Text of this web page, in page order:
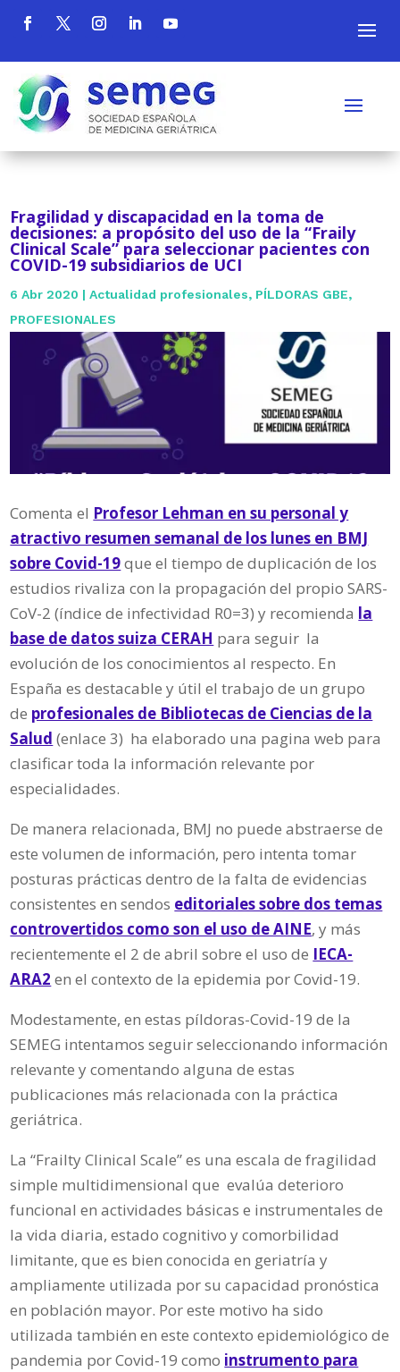
Fragilidad y discapacidad en la toma de
decisiones: a propósito del uso de la “Fraily
Clinical Scale” para seleccionar pacientes con
COVID-19 subsidiarios de UCI
6 Abr 2020 |Actualidad profesionales, PÍLDORAS GBE,
PROFESIONALES
Comenta el Profesor Lehman en su personal y
atractivo resumen semanal de los lunes en BMJ
sobre Covid-19que el tiempo de duplicación de los
estudios rivaliza con la propagación del propio SARS-
CoV-2 (índice de infectividad R0=3) y recomienda la
base de datos suiza CERAH para seguir la
evolución de los conocimientos al respecto. En
España es destacable y útil el trabajo de un grupo
de profesionales de Bibliotecas de Ciencias de la
Salud (enlace 3) ha elaborado una pagina web para
clasificar toda la información relevante por
especialidades.
De manera relacionada, BMJ no puede abstraerse de
este volumen de información, pero intenta tomar
posturas prácticas dentro de la falta de evidencias
consistentes en sendos editoriales sobre dos temas
controvertidos como son el uso de AINE, y más
recientemente el 2 de abril sobre el uso de IECA-
ARA2 en el contexto de la epidemia por Covid-19.
Modestamente, en estas píldoras-Covid-19 de la
SEMEG intentamos seguir seleccionando información
relevante y comentando alguna de estas
publicaciones más relacionada con la práctica
geriátrica.
La “Frailty Clinical Scale” es una escala de fragilidad
simple multidimensional que evalúa deterioro
funcional en actividades básicas e instrumentales de
la vida diaria, estado cognitivo y comorbilidad
limitante, que es bien conocida en geriatría y
ampliamente utilizada por su capacidad pronóstica
en población mayor. Por este motivo ha sido
utilizada también en este contexto epidemiológico de
pandemia por Covid-19 como instrumento para